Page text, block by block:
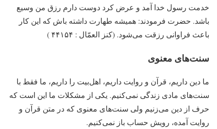
خدمت رسول خدا آمد و عرض کرد دوست دارم رزق من وسیع
باشد. حضرت فرمودند: همیشه طهارت داشته باش که این کار
باعث فراوانی رزقت می‌شود. (کنز العمّال : ۴۴۱۵۴ )
سنت‌های معنوی
ما دین داریم، قرآن و روایت داریم، اهل‌بیت را داریم، ما فقط با
سنت‌های مادی زندگی نمی‌کنیم. یکی از مشکلات ما این است که
حرف از دین می‌زنیم ولی سنت‌های معنوی که در متن قرآن و
روایت آمده، رویش حساب باز نمی‌کنیم.